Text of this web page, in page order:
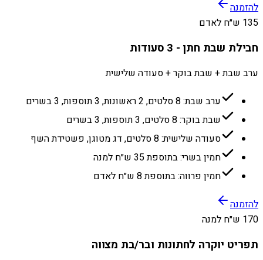
להזמנה
135 ש״ח לאדם
חבילת שבת חתן - 3 סעודות
ערב שבת + שבת בוקר + סעודה שלישית
ערב שבת: 8 סלטים, 2 ראשונות, 3 תוספות, 3 בשרים
שבת בוקר: 8 סלטים, 3 תוספות, 3 בשרים
סעודה שלישית: 8 סלטים, דג מטוגן, פשטידת השף
חמין בשרי: בתוספת 35 ש״ח למנה
חמין פרווה: בתוספת 8 ש״ח לאדם
להזמנה
170 ש״ח למנה
תפריט יוקרה לחתונות ובר/בת מצווה